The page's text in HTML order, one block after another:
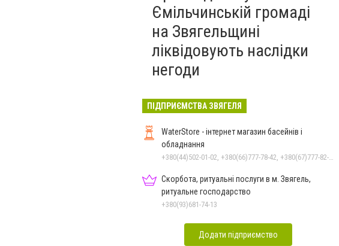
Ємільчинській громаді
на Звягельщині
ліквідовують наслідки
негоди
ПІДПРИЄМСТВА ЗВЯГЕЛЯ
WaterStore - інтернет магазин басейнів і
обладнання
+380(44)502-01-02, +380(66)777-78-42, +380(67)777-82-19, +380(67)890-80-80, +380(73)890-80-80, +380(44)502-01-03
Скорбота, ритуальні послуги в м. Звягель,
ритуальне господарство
+380(93)681-74-13
Додати підприємство